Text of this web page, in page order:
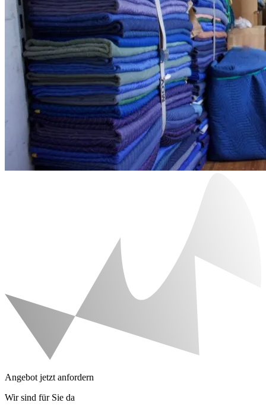
Angebot jetzt anfordern
Wir sind für Sie da